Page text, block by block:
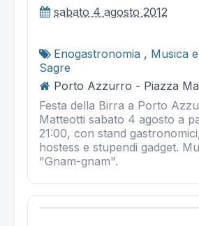
sabato 4 agosto 2012
Enogastronomia , Musica
Sagre
Porto Azzurro - Piazza
Festa della Birra a Porto
Matteotti sabato 4 agosto a
21:00, con stand
hostess e stupendi gadget.
"Gnam-gnam".